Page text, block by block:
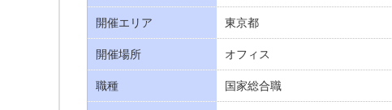
開催エリア 東京都
開催場所 オフィス
職種 国家総合職